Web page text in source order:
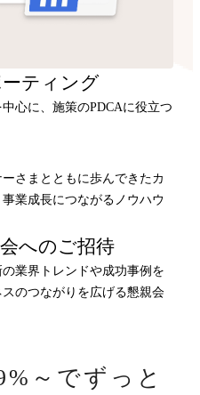
ティング
心に、施策のPDCAに役立つ
さまとともに歩んできたカ
業成長につながるノウハウ
へのご招待
業界トレンドや成功事例を
のつながりを広げる懇親会
～でずっと